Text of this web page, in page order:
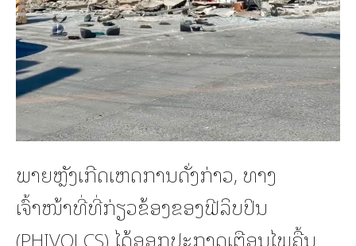
ພາຍຫຼັງເກີດເຫດການດັ່ງກ່າວ, ທາງ
ເຈົ້າໜ້າທີ່ທີ່ກ່ຽວຂ້ອງຂອງຟີລິບປິນ
(PHIVOLCS) ໄດ້ອອກປະກາດເຕືອນໄພຄື້ນ